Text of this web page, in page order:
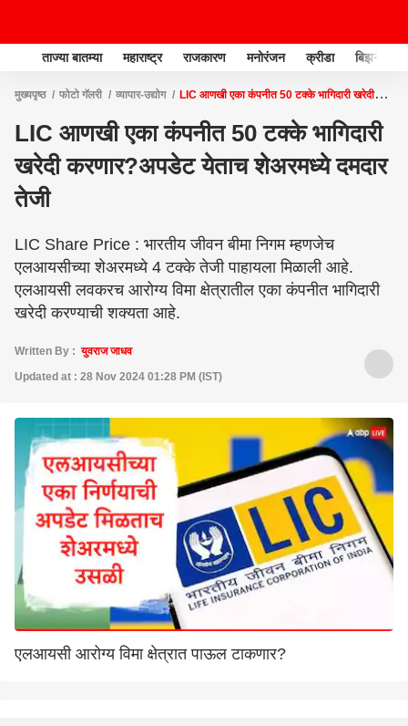
ताज्या बातम्या महाराष्ट्र राजकारण मनोरंजन क्रीडा बिझनेस
मुख्यपृष्ठ फोटो गॅलरी व्यापार-उद्योग
LIC आणखी एका कंपनीत 50 टक्के भागिदारी खरेदी
LIC आणखी एका कंपनीत 50 टक्के भागिदारी
खरेदी करणार?अपडेट येताच शेअरमध्ये दमदार
तेजी
LIC Share Price : भारतीय जीवन बीमा निगम म्हणजेच
एलआयसीच्या शेअरमध्ये 4 टक्के तेजी पाहायला मिळाली आहे.
एलआयसी लवकरच आरोग्य विमा क्षेत्रातील एका कंपनीत भागिदारी
खरेदी करण्याची शक्यता आहे.
Written By :युवराज जाधव
Updated at : 28 Nov 2024 01:28 PM (IST)
एलआयसी आरोग्य विमा क्षेत्रात पाऊल टाकणार?